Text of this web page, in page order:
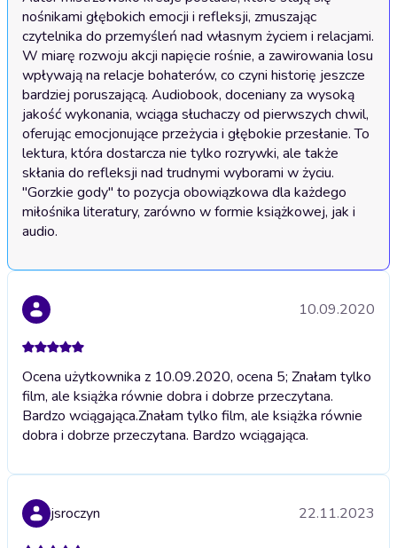
nośnikami głębokich emocji i refleksji, zmuszając
czytelnika do przemyśleń nad własnym życiem i relacjami.
W miarę rozwoju akcji napięcie rośnie, a zawirowania losu
wpływają na relacje bohaterów, co czyni historię jeszcze
bardziej poruszającą. Audiobook, doceniany za wysoką
jakość wykonania, wciąga słuchaczy od pierwszych chwil,
oferując emocjonujące przeżycia i głębokie przesłanie. To
lektura, która dostarcza nie tylko rozrywki, ale także
skłania do refleksji nad trudnymi wyborami w życiu.
"Gorzkie gody" to pozycja obowiązkowa dla każdego
miłośnika literatury, zarówno w formie książkowej, jak i
audio.
10.09.2020
Ocena użytkownika z 10.09.2020, ocena 5; Znałam tylko
film, ale książka równie dobra i dobrze przeczytana.
Bardzo wciągająca.Znałam tylko film, ale książka równie
dobra i dobrze przeczytana. Bardzo wciągająca.
jsroczyn 22.11.2023